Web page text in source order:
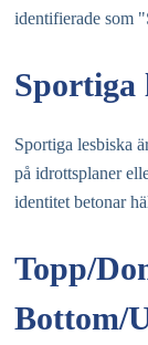
identifierade som
Sportiga
Sportiga lesbiska
på idrottsplaner
identitet betonar
Topp/
Bottom/